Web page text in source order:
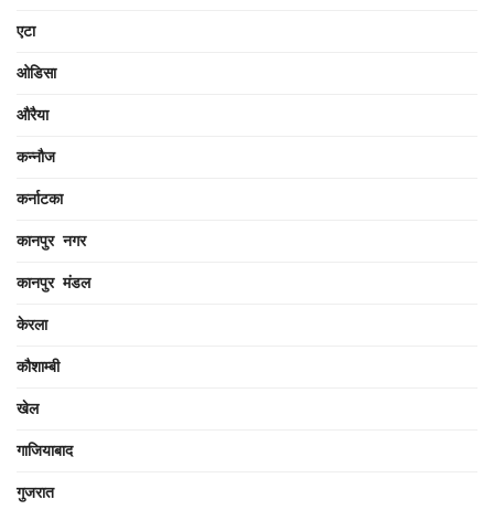
एटा
ओडिसा
औरैया
कन्नौज
कर्नाटका
कानपुर नगर
कानपुर मंडल
केरला
कौशाम्बी
खेल
गाजियाबाद
गुजरात